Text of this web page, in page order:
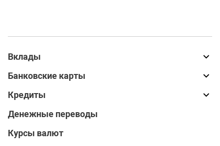
Вклады
Банковские карты
Кредиты
Денежные переводы
Курсы валют